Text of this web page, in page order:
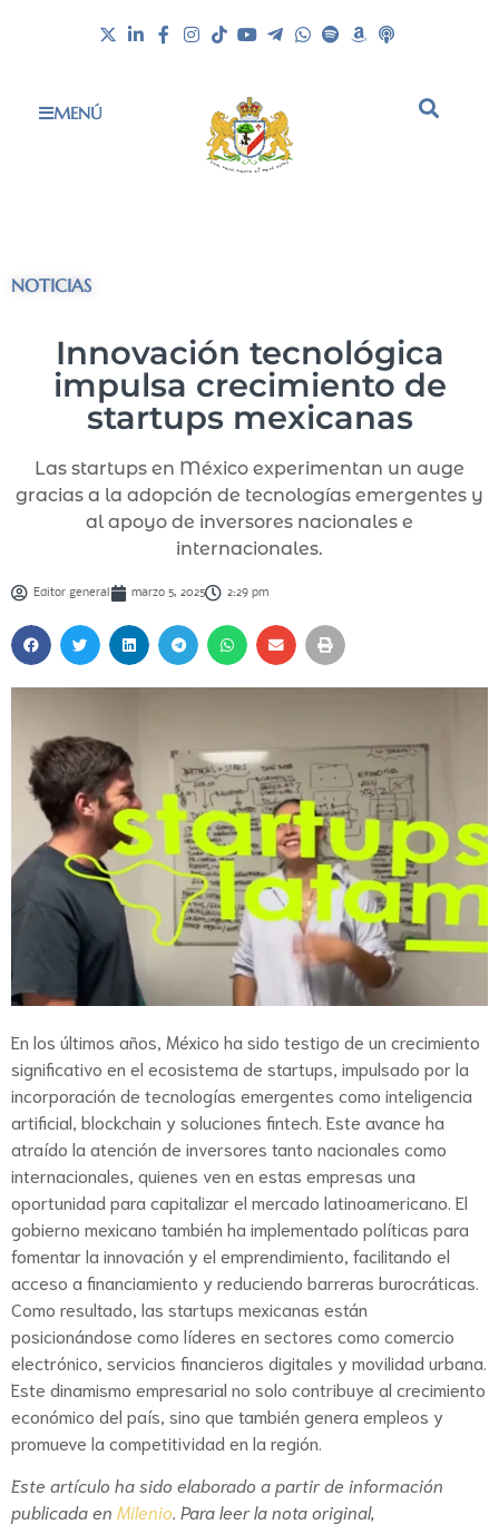
MENÚ
NOTICIAS
Innovación tecnológica
impulsa crecimiento de
startups mexicanas
Las startups en México experimentan un auge
gracias a la adopción de tecnologías emergentes y
al apoyo de inversores nacionales e
internacionales.
Editor general marzo 5, 2025 2:29 pm
En los últimos años, México ha sido testigo de un crecimiento
significativo en el ecosistema de startups, impulsado por la
incorporación de tecnologías emergentes como inteligencia
artificial, blockchain y soluciones fintech. Este avance ha
atraído la atención de inversores tanto nacionales como
internacionales, quienes ven en estas empresas una
oportunidad para capitalizar el mercado latinoamericano. El
gobierno mexicano también ha implementado políticas para
fomentar la innovación y el emprendimiento, facilitando el
acceso a financiamiento y reduciendo barreras burocráticas.
Como resultado, las startups mexicanas están
posicionándose como líderes en sectores como comercio
electrónico, servicios financieros digitales y movilidad urbana.
Este dinamismo empresarial no solo contribuye al crecimiento
económico del país, sino que también genera empleos y
promueve la competitividad en la región.
Este artículo ha sido elaborado a partir de información
publicada en Milenio . Para leer la nota original,